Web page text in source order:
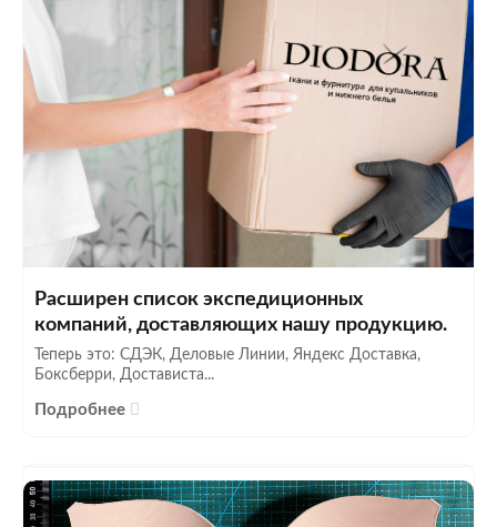
Расширен список экспедиционных
компаний, доставляющих нашу продукцию.
Теперь это: СДЭК, Деловые Линии, Яндекс Доставка,
Боксберри, Достависта...
Подробнее